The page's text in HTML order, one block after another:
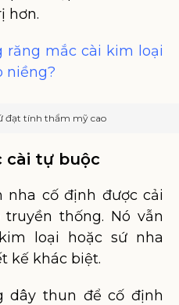
hơn.
răng mắc cài kim loại
niềng?
đạt tính thẩm mỹ cao
cài tự buộc
cố định được cải
thống. Nó vẫn
loại hoặc sứ nha
kế khác biệt.
dây thun để cố định